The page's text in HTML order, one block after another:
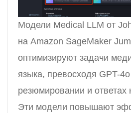
Модели Medical LLM от
на Amazon SageMaker
оптимизируют задачи
языка, превосходя GPT-
резюмировании и ответах
Эти модели повышают